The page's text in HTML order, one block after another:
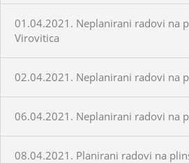
01.04.2021. Neplanirani radovi na
Virovitica
02.04.2021. Neplanirani radovi na
06.04.2021. Neplanirani radovi na
08.04.2021. Planirani radovi na